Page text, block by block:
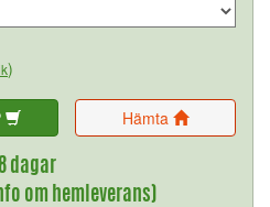
)
Hämta
dagar
om hemleverans)